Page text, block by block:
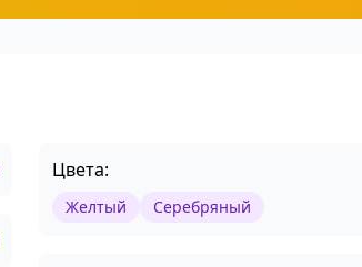
Цвета:
Желтый Серебряный